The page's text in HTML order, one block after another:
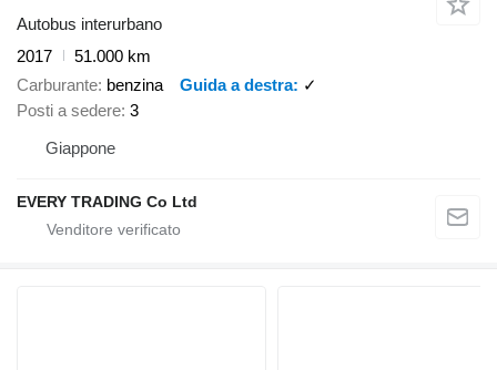
Autobus interurbano
2017
51.000 km
Carburante benzina Guida a destra
✓
Posti a sedere 3
Giappone
EVERY TRADING Co Ltd